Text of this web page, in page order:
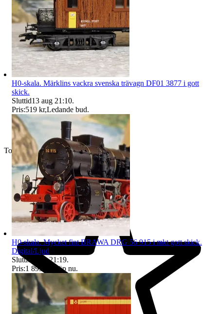
Toppsäljare
H0-skala. Märklins vackra svenska trävagn DF01 3877 i gott
skick.
Sluttid13 aug 21:10.
Pris:519 kr,Ledande bud.
H0-skala. Mycket fint BRAWA DRG 56 915 i mkt gott skick.
Digital/Ljud
Sluttid
5 okt 21:19.
Pris:1 899 kr Köp nu.